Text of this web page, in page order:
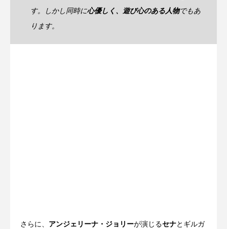
す。しかし同時に心優しく、遊び心のある人物でもあ
ります。
さらに、 アンジェリーナ・ジョリーが演じるセナとギルガ